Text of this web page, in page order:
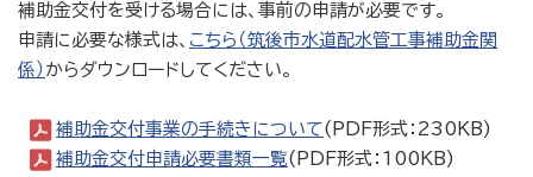
補助金交付を受ける場合には、事前の申請が必要です。
申請に必要な様式は、 こちら（筑後市水道配水管工事補助金関
係） からダウンロードしてください。
補助金交付事業の手続きについて(PDF形式：230KB)
補助金交付申請必要書類一覧(PDF形式：100KB)